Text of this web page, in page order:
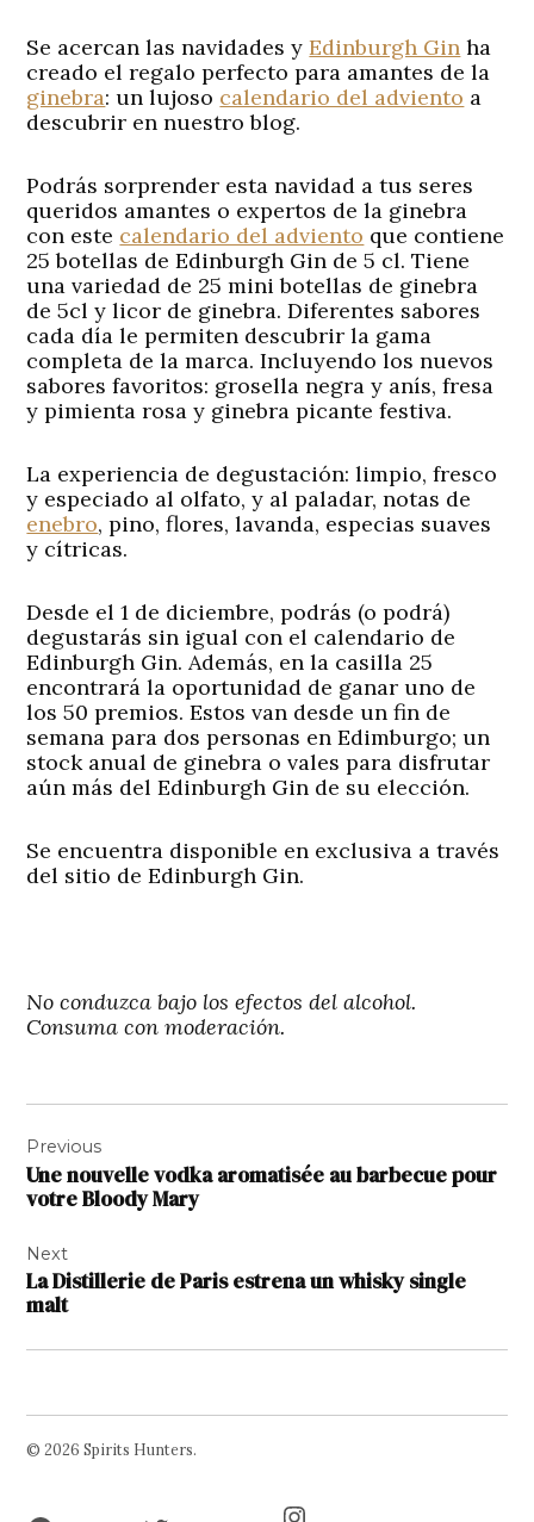
Se acercan las navidades yEdinburgh Gin ha
creado el regalo perfecto para amantes de la
ginebra: un lujoso calendario del adviento a
descubrir en nuestro blog.
Podrás sorprender esta navidad a tus seres
queridos amantes o expertos de la ginebra
con este calendario del adviento que contiene
25 botellas de Edinburgh Gin de 5 cl. Tiene
una variedad de 25 mini botellas de ginebra
de 5cl y licor de ginebra. Diferentes sabores
cada día le permiten descubrir la gama
completa de la marca. Incluyendo los nuevos
sabores favoritos: grosella negra y anís, fresa
y pimienta rosa y ginebra picante festiva.
La experiencia de degustación: limpio, fresco
y especiado al olfato, y al paladar, notas de
enebro, pino, flores, lavanda, especias suaves
y cítricas.
Desde el 1 de diciembre, podrás (o podrá)
degustarás sin igual con el calendario de
Edinburgh Gin. Además, en la casilla 25
encontrará la oportunidad de ganar uno de
los 50 premios. Estos van desde un fin de
semana para dos personas en Edimburgo; un
stock anual de ginebra o vales para disfrutar
aún más del Edinburgh Gin de su elección.
Se encuentra disponible en exclusiva a través
del sitio de Edinburgh Gin.
No conduzca bajo los efectos del alcohol.
Consuma con moderación.
de
l’article
Previous
Une nouvelle vodka aromatisée au barbecue pour
votre Bloody Mary
Next
La Distillerie de Paris estrena un whisky single
malt
© 2026 Spirits Hunters.